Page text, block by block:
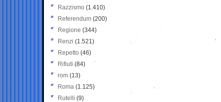
Razzismo (1.410)
Referendum (200)
Regione (344)
Renzi (1.521)
Repetto (46)
Rifiuti (84)
rom (13)
Roma (1.125)
Rutelli (9)